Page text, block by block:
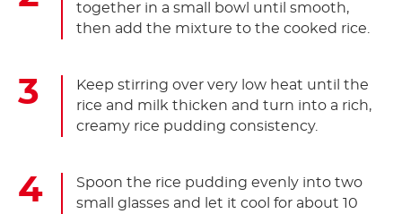
together in a small bowl until smooth,
then add the mixture to the cooked rice.
Keep stirring over very low heat until the
rice and milk thicken and turn into a rich,
creamy rice pudding consistency.
Spoon the rice pudding evenly into two
small glasses and let it cool for about 10